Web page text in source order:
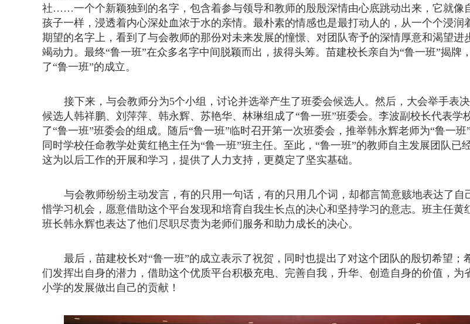
社……一个个新颖独到的名字，包含着参与领导和教师的殷殷深情由心底跳动出来，它就像
孩子一样，浸透着内心深处血浓于水的亲情。最朴素的情感也是最打动人的，从一个个浸润
期望的名字上，看到了与会教师的那份对未来发展的憧憬、对团队寄予的深情厚意和渴望进
竭动力。最终“鲁一班”在众多名字中间脱颖而出，拔得头筹。苗建校长亲自为“鲁一班”揭牌
了“鲁一班”的成立。
接下来，与会教师分为5个小组，讨论并选举产生了班委会候选人。然后，大会举手表决
候选人韩祥鹏、刘萍萍、韩永辉、苏艳华、林琳组成了“鲁一班”班委会。李波副校长代表学
了“鲁一班”班委会的组成。随后“鲁一班”临时召开第一次班委会，推举韩永辉老师为“鲁一班”
同时学校任命教学处黄红艳主任为“鲁一班”班主任。至此，“鲁一班”的教师自主发展团队已
这为以后工作的开展和学习，提供了人力支持，更奠定了坚实基础。
与会教师纷纷主动发言，有的只用一句话，有的只用几个词，却都言简意赅地表达了自
惜学习机会，愿意借助这个平台发现和培育自我生长点的决心和坚持学习的意志。班主任黄
班长韩永辉也表达了他们尽职尽责为老师们服务和助力成长的决心。
最后，苗建校长对“鲁一班”的成立表示了祝贺，同时也提出了对这个团队的殷切希望；
们发挥出自身的潜力，借助这个优质平台积极充电、完善自我，升华、创造自身的价值，为
小学的发展做出自己的贡献！